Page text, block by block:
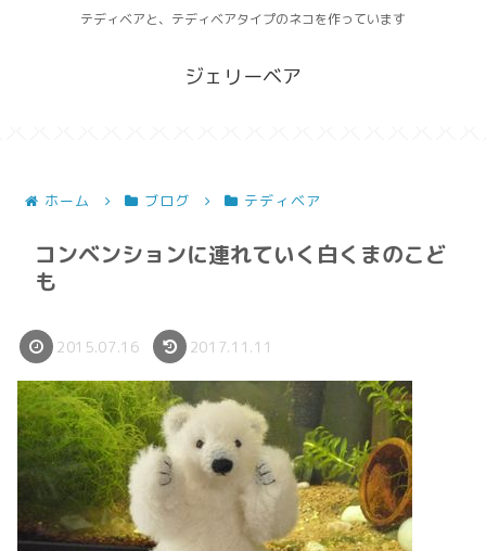
テディベアと、テディベアタイプのネコを作っています
ジェリーベア
ホーム ブログ テディベア
コンベンションに連れていく白くまのこど
も
2015.07.16 2017.11.11